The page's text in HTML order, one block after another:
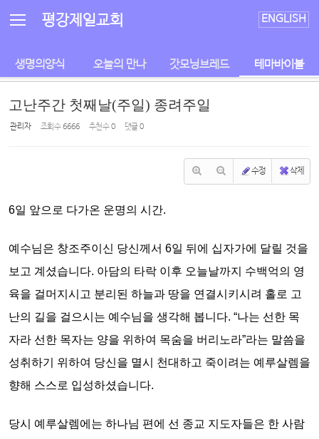
평강제일교회 ENGLISH
생명의양식 오늘의 만나 갓모닝브레드 테마바이블
고난주간 첫째날(주일) 종려주일
관리자 조회 수6666 추천 수0 댓글0
수정 삭제
6일 앞으로 다가온 운명의 시간.
예수님은 창조주이신 당신께서 6일 뒤에 십자가에 달릴 것을
보고 계셨습니다. 아담의 타락 이후 오늘날까지 수백억의 영
육을 걸머지시고 분리된 하늘과 땅을 연결시키시려 홀로 고
난의 길을 걸으시는 예수님을 생각해 봅니다. “나는 선한 목
자라 선한 목자는 양을 위하여 목숨을 버리노라”라는 말씀을
성취하기 위하여 당신을 멸시 천대하고 죽이려는 예루살렘을
향해 스스로 입성하셨습니다.
당시 예루살렘에는 하나님 편에 선 종교 지도자들은 한 사람